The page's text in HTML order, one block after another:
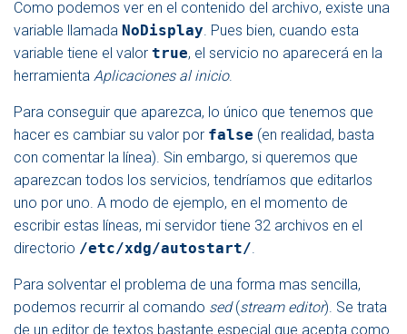
Como podemos ver en el contenido del archivo, existe una
variable llamada NoDisplay . Pues bien, cuando esta
variable tiene el valor true, el servicio no aparecerá en la
herramienta Aplicaciones al inicio.
Para conseguir que aparezca, lo único que tenemos que
hacer es cambiar su valor por false (en realidad, basta
con comentar la línea). Sin embargo, si queremos que
aparezcan todos los servicios, tendríamos que editarlos
uno por uno. A modo de ejemplo, en el momento de
escribir estas líneas, mi servidor tiene 32 archivos en el
directorio /etc/xdg/autostart/
Para solventar el problema de una forma mas sencilla,
podemos recurrir al comando sed(stream editor). Se trata
de un editor de textos bastante especial que acepta como